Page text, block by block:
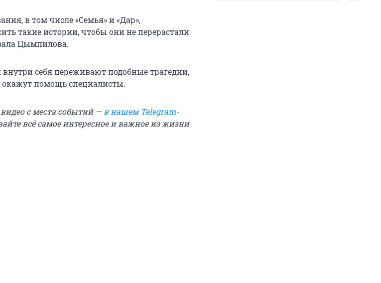
в том числе «Семья» и «Дар»,
такие истории, чтобы они не перерастали
Цымпилова.
себя переживают подобные трагедии,
помощь специалисты.
с места событий — в нашем Telegram-
всё самое интересное и важное из жизни